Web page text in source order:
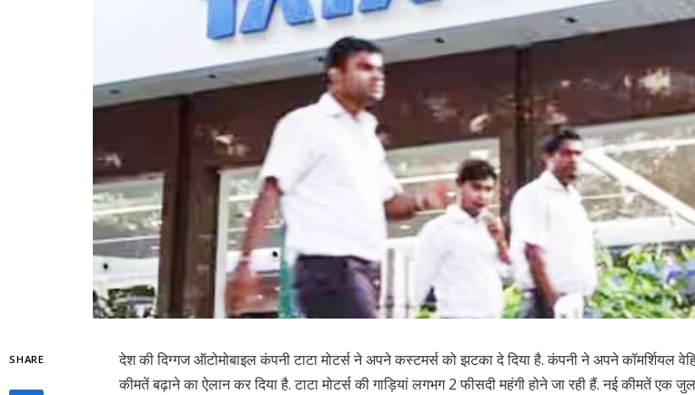
SHARE
देश की दिग्गज ऑटोमोबाइल कंपनी टाटा मोटर्स ने अपने कस्टमर्स को झटका दे दिया है. कंपनी ने अपने कॉमर्शियल
कीमतें बढ़ाने का ऐलान कर दिया है. टाटा मोटर्स की गाड़ियां लगभग 2 फीसदी महंगी होने जा रही हैं. नई कीमतें एक